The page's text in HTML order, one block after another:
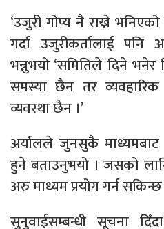
‘उजुरी गोप्य नै राख्ने
गर्दा उजुरीकर्तालाई
भन्नुभयो ‘समितिले दिने भनेर
समस्या छैन तर
व्यवस्था छैन ।’
अर्यालले जुनसुकै
हुने बताउनुभयो । जसको
अरु माध्यम प्रयोग गर्न सकिन्छ
सुनुवाईसम्बन्धी सूचना